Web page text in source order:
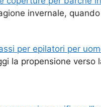
invernale,
per epilatori per
la propensione verso